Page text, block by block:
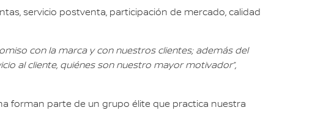
servicio postventa, participación de mercado, calidad
con la marca y con nuestros clientes; además del
al cliente, quiénes son nuestro mayor motivador”,
forman parte de un grupo élite que practica nuestra